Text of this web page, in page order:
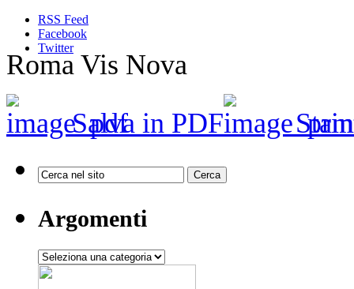
RSS Feed
Facebook
Twitter
Roma Vis Nova
Salva in PDF
Argomenti
Argomenti